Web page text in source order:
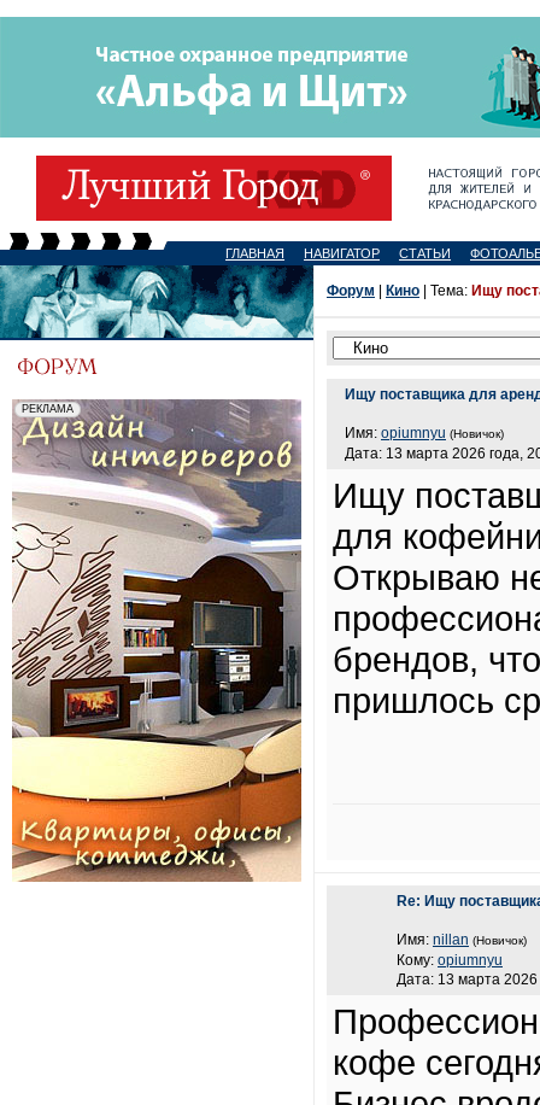
ГЛАВНАЯ НАВИГАТОР СТАТЬИ
Форум Кино | Тема: Ищу
Ищу поставщика для
Имя: opiumnyu (Новичок)
Дата: 13 марта 2026 года,
Ищу
для
Открываю
брендов,
пришлось
Re: Ищу
Имя: nillan (Новичок)
Кому: opiumnyu
Дата: 13 марта 2026
кофе